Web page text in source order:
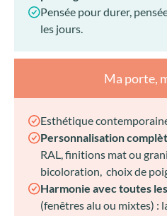
Pensée pour durer,
les jours.
Ma porte,
Esthétique
Personnalisation
RAL, finitions mat ou
bicoloration, choix de
Harmonie avec toutes
(fenêtres alu ou mixtes) :